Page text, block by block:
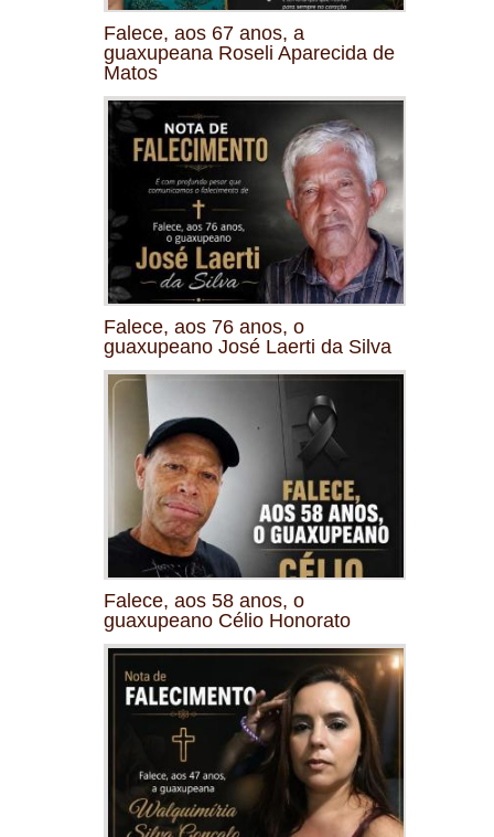
Falece, aos 67 anos, a
guaxupeana Roseli Aparecida de
Matos
Falece, aos 76 anos, o
guaxupeano José Laerti da Silva
Falece, aos 58 anos, o
guaxupeano Célio Honorato